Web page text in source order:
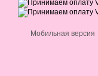
Мобильная версия